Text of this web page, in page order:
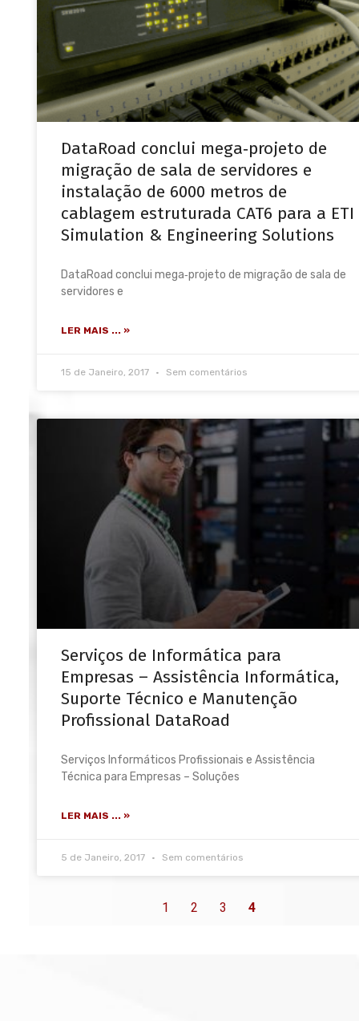
DataRoad conclui mega‑projeto de
migração de sala de servidores e
instalação de 6000 metros de
cablagem estruturada CAT6 para a ETI
Simulation & Engineering Solutions
DataRoad conclui mega‑projeto de migração de sala de
servidores e
LER MAIS ... »
15 de Janeiro, 2017 Sem comentários
Serviços de Informática para
Empresas – Assistência Informática,
Suporte Técnico e Manutenção
Profissional DataRoad
Serviços Informáticos Profissionais e Assistência
Técnica para Empresas – Soluções
LER MAIS ... »
5 de Janeiro, 2017 Sem comentários
1 2 3 4